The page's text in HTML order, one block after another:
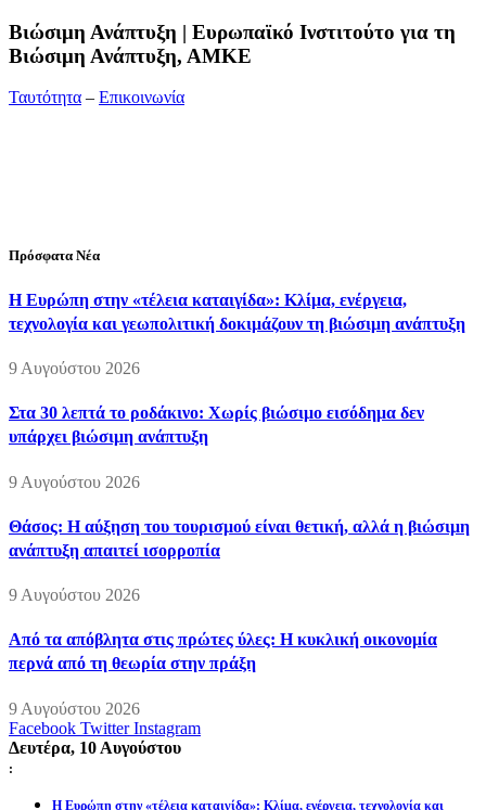
Bιώσιμη Ανάπτυξη | Ευρωπαϊκό Ινστιτούτο για τη
Βιώσιμη Ανάπτυξη, ΑΜΚΕ
Ταυτότητα – Επικοινωνία
Πρόσφατα Νέα
Η Ευρώπη στην «τέλεια καταιγίδα»: Κλίμα, ενέργεια,
τεχνολογία και γεωπολιτική δοκιμάζουν τη βιώσιμη ανάπτυξη
9 Αυγούστου 2026
Στα 30 λεπτά το ροδάκινο: Χωρίς βιώσιμο εισόδημα δεν
υπάρχει βιώσιμη ανάπτυξη
9 Αυγούστου 2026
Θάσος: Η αύξηση του τουρισμού είναι θετική, αλλά η βιώσιμη
ανάπτυξη απαιτεί ισορροπία
9 Αυγούστου 2026
Από τα απόβλητα στις πρώτες ύλες: Η κυκλική οικονομία
περνά από τη θεωρία στην πράξη
9 Αυγούστου 2026
Facebook Twitter Instagram
Δευτέρα, 10 Αυγούστου
:
Η Ευρώπη στην «τέλεια καταιγίδα»: Κλίμα, ενέργεια, τεχνολογία και